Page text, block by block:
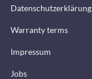
Datenschutzerklärung
Warranty terms
Impressum
Jobs